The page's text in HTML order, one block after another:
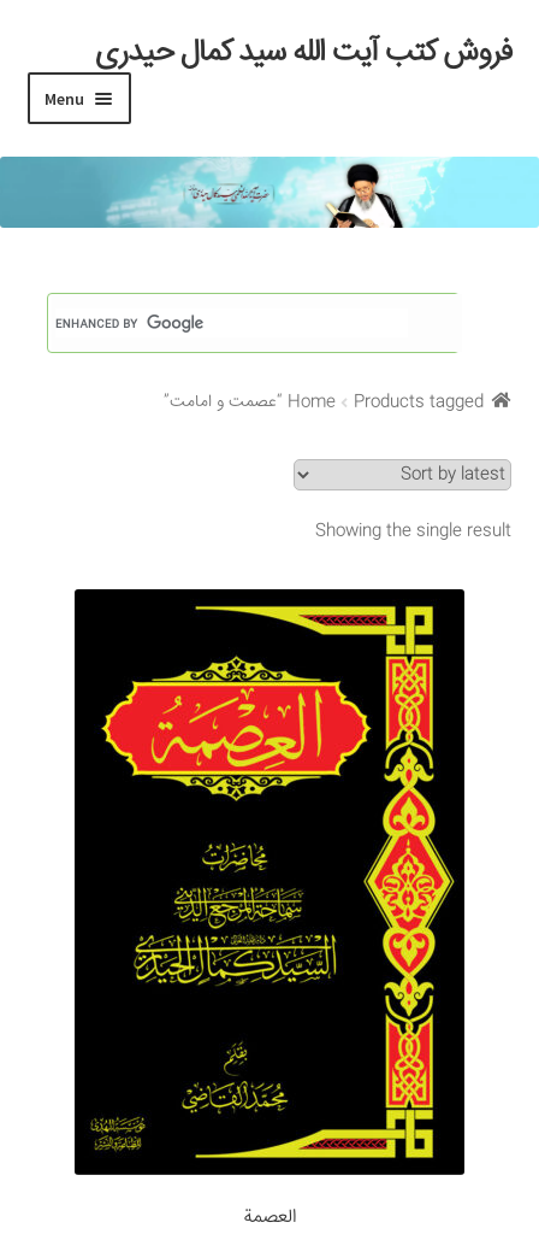
Skip
to
Skip
to
فروش کتب آیت الله سید کمال حیدری
Menu
خانه
#97 (بدون عنوان)
Checkout
My account
Search Results
Shop
تماس با ما
ثبت شکایات
حساب کاربری من
قوانین و مقررات
Home Products tagged “عصمت و امامت”
Showing the single result
العصمة